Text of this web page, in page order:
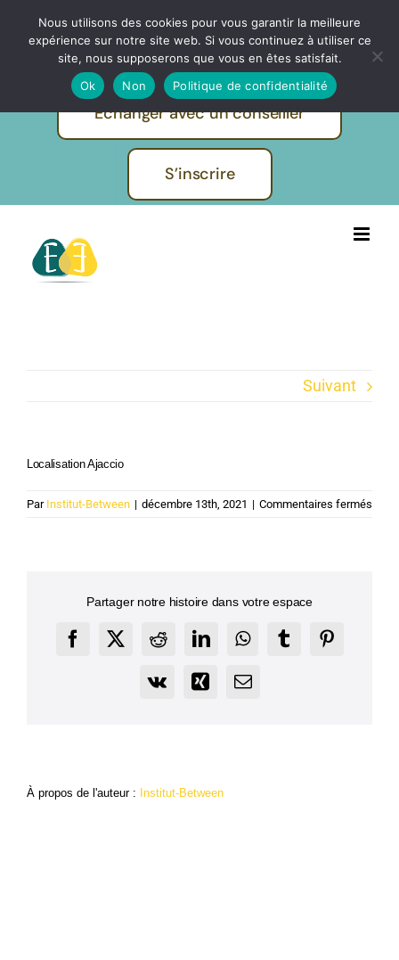
IBF | EVOLUTION FORMATIONS -
Pratiques et métiers de l'humain
Echanger avec un conseiller
S’inscrire
Suivant
Localisation Ajaccio
Par Institut-Between | décembre 13th, 2021 | Commentaires fermés
Partager notre histoire dans votre espace
Facebook
X RedditLinkedInWhatsAppTumblrPinterest
Vk Xing Email
À propos de l'auteur : Institut-Between
Nous utilisons des cookies pour vous garantir la meilleure
expérience sur notre site web. Si vous continuez à utiliser ce
site, nous supposerons que vous en êtes satisfait.
Ok
Non Politique de confidentialité